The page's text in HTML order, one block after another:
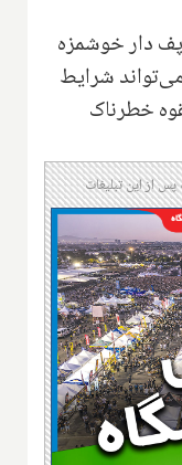
دار خوشمزه
شرایط
خطرناک
از این تبلیغات